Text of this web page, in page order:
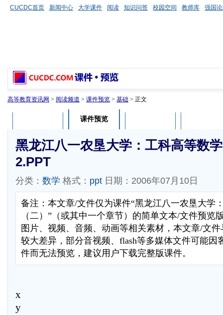
CUCDC首页 新闻中心 大学课件 阅读 知识问答 校园空间 教师库 强国
高等教育资讯网 > 阅读频道 > 课件预览 > 基础 > 正文
课件预览
黑龙江八一农垦大学：工科高等数
2.PPT
分类： 数学 格式： ppt 日期：2006年07月10日
备注：本文章/文件仅为课件“黑龙江八一农垦大学
（二）”（或其中一个章节）的简单文本/文件预览
图片、视频、音频、动画等相关素材，本文章/文
较大差异，部分音视频、flash等多媒体文件可能因
件而无法预览，建议用户下载完整版课件。
x
y